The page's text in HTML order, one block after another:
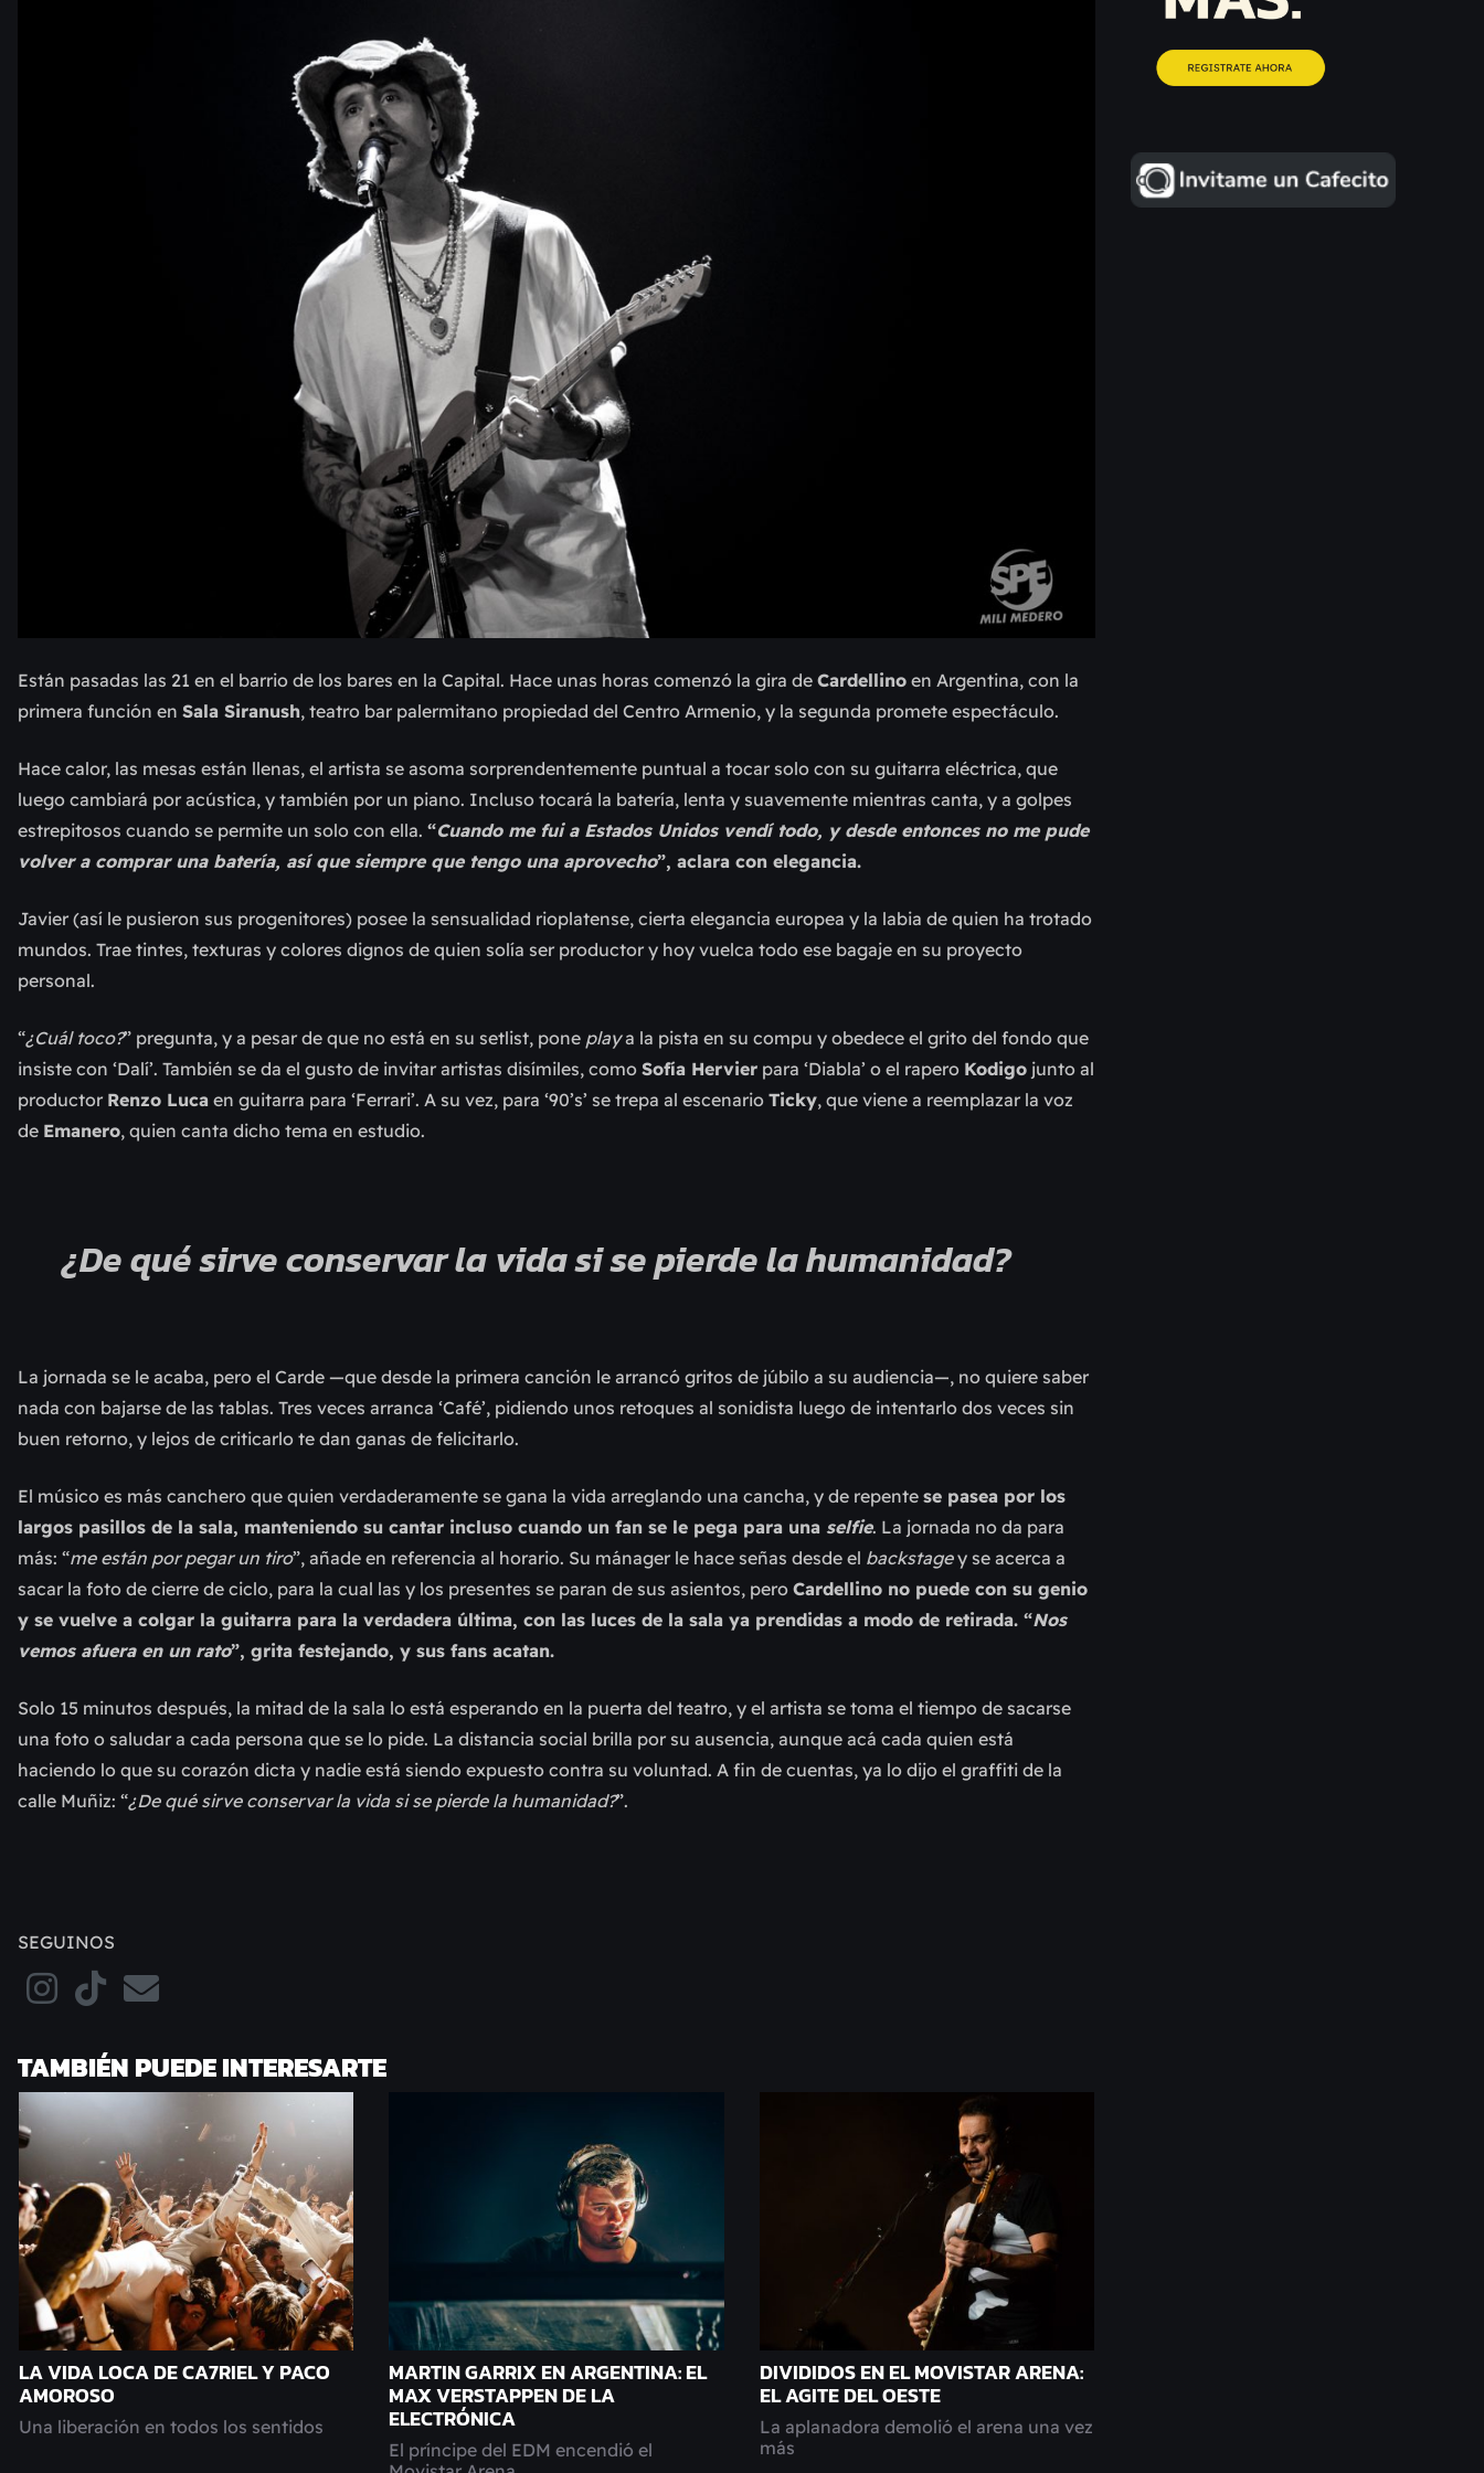
Están pasadas las 21 en el barrio de los bares en la Capital. Hace unas horas comenzó la gira de Cardellino en Argentina, con la
primera función en Sala Siranush, teatro bar palermitano propiedad del Centro Armenio, y la segunda promete espectáculo.
Hace calor, las mesas están llenas, el artista se asoma sorprendentemente puntual a tocar solo con su guitarra eléctrica, que
luego cambiará por acústica, y también por un piano. Incluso tocará la batería, lenta y suavemente mientras canta, y a golpes
estrepitosos cuando se permite un solo con ella. “Cuando me fui a Estados Unidos vendí todo, y desde entonces no me pude
volver a comprar una batería, así que siempre que tengo una aprovecho”, aclara con elegancia.
Javier (así le pusieron sus progenitores) posee la sensualidad rioplatense, cierta elegancia europea y la labia de quien ha trotado
mundos. Trae tintes, texturas y colores dignos de quien solía ser productor y hoy vuelca todo ese bagaje en su proyecto
personal.
“¿Cuál toco?” pregunta, y a pesar de que no está en su setlist, pone playa la pista en su compu y obedece el grito del fondo que
insiste con ‘Dalí’. También se da el gusto de invitar artistas disímiles, como Sofía Hervier para ‘Diabla’ o el rapero Kodigo junto al
productor Renzo Luca en guitarra para ‘Ferrari’. A su vez, para ‘90’s’ se trepa al escenario Ticky, que viene a reemplazar la voz
de Emanero, quien canta dicho tema en estudio.
¿De qué sirve conservar la vida si se pierde la humanidad?
La jornada se le acaba, pero el Carde —que desde la primera canción le arrancó gritos de júbilo a su audiencia—, no quiere saber
nada con bajarse de las tablas. Tres veces arranca ‘Café’, pidiendo unos retoques al sonidista luego de intentarlo dos veces sin
buen retorno, y lejos de criticarlo te dan ganas de felicitarlo.
El músico es más canchero que quien verdaderamente se gana la vida arreglando una cancha, y de repente se pasea por los
largos pasillos de la sala, manteniendo su cantar incluso cuando un fan se le pega para una selfie. La jornada no da para
más: “me están por pegar un tiro”, añade en referencia al horario. Su mánager le hace señas desde el backstagey se acerca a
sacar la foto de cierre de ciclo, para la cual las y los presentes se paran de sus asientos, pero Cardellino no puede con su genio
y se vuelve a colgar la guitarra para la verdadera última, con las luces de la sala ya prendidas a modo de retirada. “Nos
vemos afuera en un rato”, grita festejando, y sus fans acatan.
Solo 15 minutos después, la mitad de la sala lo está esperando en la puerta del teatro, y el artista se toma el tiempo de sacarse
una foto o saludar a cada persona que se lo pide. La distancia social brilla por su ausencia, aunque acá cada quien está
haciendo lo que su corazón dicta y nadie está siendo expuesto contra su voluntad. A fin de cuentas, ya lo dijo el graffiti de la
calle Muñiz: “¿De qué sirve conservar la vida si se pierde la humanidad?”.
SEGUINOS
TAMBIÉN PUEDE INTERESARTE
LA VIDA LOCA DE CA7RIEL Y PACO
AMOROSO
Una liberación en todos los sentidos
MARTIN GARRIX EN ARGENTINA: EL
MAX VERSTAPPEN DE LA
ELECTRÓNICA
El príncipe del EDM encendió el
DIVIDIDOS EN EL MOVISTAR ARENA:
EL AGITE DEL OESTE
La aplanadora demolió el arena una vez
más